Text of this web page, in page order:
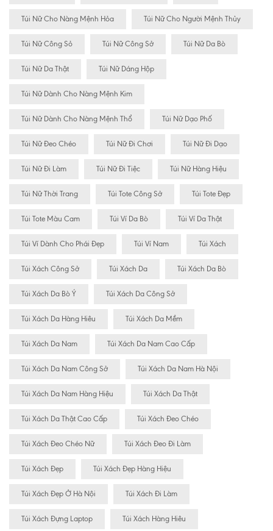
Túi Nữ Cho Nàng Mệnh Hỏa Túi Nữ Cho Người Mệnh Thủy
Túi Nữ Công Sỏ Túi Nữ Công Sở Túi Nữ Da Bò
Túi Nữ Da Thật Túi Nữ Dáng Hộp
Túi Nữ Dành Cho Nàng Mệnh Kim
Túi Nữ Dành Cho Nàng Mệnh Thổ Túi Nữ Dạo Phố
Túi Nữ Đeo Chéo Túi Nữ Đi Chơi Túi Nữ Đi Dạo
Túi Nữ Đi Làm Túi Nữ Đi Tiệc Túi Nữ Hàng Hiệu
Túi Nữ Thời Trang Túi Tote Công Sở Túi Tote Đẹp
Túi Tote Màu Cam Túi Ví Da Bò Túi Ví Da Thật
Túi Ví Dành Cho Phái Đẹp Túi Ví Nam Túi Xách
Túi Xách Công Sở Túi Xách Da Túi Xách Da Bò
Túi Xách Da Bò Ý Túi Xách Da Công Sở
Túi Xách Da Hàng Hiêu Túi Xách Da Mềm
Túi Xách Da Nam Túi Xách Da Nam Cao Cấp
Túi Xách Da Nam Công Sở Túi Xách Da Nam Hà Nội
Túi Xách Da Nam Hàng Hiệu Túi Xách Da Thật
Túi Xách Da Thật Cao Cấp Túi Xách Đeo Chéo
Túi Xách Đeo Chéo Nữ Túi Xách Đeo Đi Làm
Túi Xách Đẹp Túi Xách Đẹp Hàng Hiệu
Túi Xách Đẹp Ở Hà Nội Túi Xách Đi Làm
Túi Xách Đựng Laptop Túi Xách Hàng Hiêu